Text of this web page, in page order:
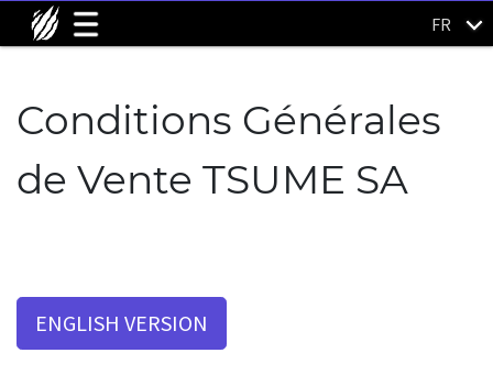
FR
Conditions Générales
de Vente TSUME SA
ENGLISH VERSION